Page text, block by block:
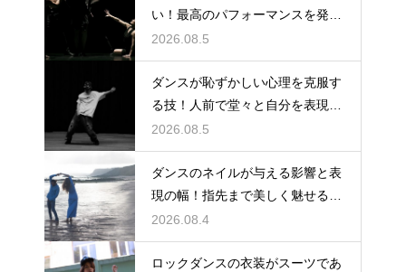
い！最高のパフォーマンスを発揮
する心理術
2026.08.5
ダンスが恥ずかしい心理を克服す
る技！人前で堂々と自分を表現す
るステップ
2026.08.5
ダンスのネイルが与える影響と表
現の幅！指先まで美しく魅せるた
めの工夫
2026.08.4
ロックダンスの衣装がスーツであ